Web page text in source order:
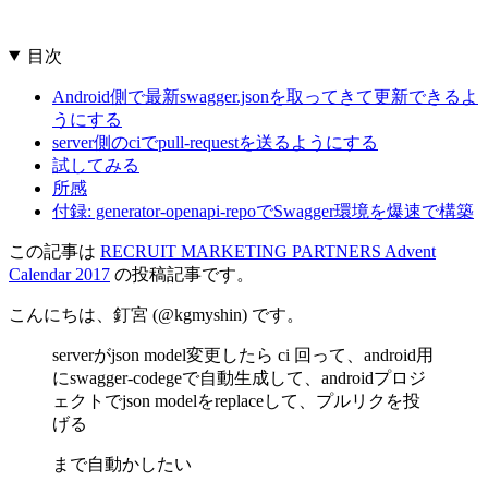
目次
Android側で最新swagger.jsonを取ってきて更新できるよ
うにする
server側のciでpull-requestを送るようにする
試してみる
所感
付録: generator-openapi-repoでSwagger環境を爆速で構築
この記事は RECRUIT MARKETING PARTNERS Advent
Calendar 2017 の投稿記事です。
こんにちは、釘宮 (@kgmyshin) です。
serverがjson model変更したら ci 回って、android用
にswagger-codegeで自動生成して、androidプロジ
ェクトでjson modelをreplaceして、プルリクを投
げる
まで自動かしたい